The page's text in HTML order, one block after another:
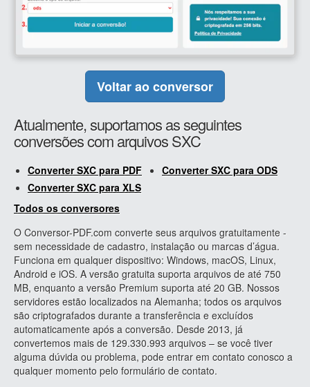
Voltar ao conversor
Atualmente, suportamos as seguintes
conversões com arquivos SXC
Converter SXC para PDF
Converter SXC para ODS
Converter SXC para XLS
Todos os conversores
O Conversor-PDF.com converte seus arquivos gratuitamente -
sem necessidade de cadastro, instalação ou marcas d’água.
Funciona em qualquer dispositivo: Windows, macOS, Linux,
Android e iOS. A versão gratuita suporta arquivos de até 750
MB, enquanto a versão Premium suporta até 20 GB. Nossos
servidores estão localizados na Alemanha; todos os arquivos
são criptografados durante a transferência e excluídos
automaticamente após a conversão. Desde 2013, já
convertemos mais de 129.330.993 arquivos – se você tiver
alguma dúvida ou problema, pode entrar em contato conosco a
qualquer momento pelo formulário de contato.